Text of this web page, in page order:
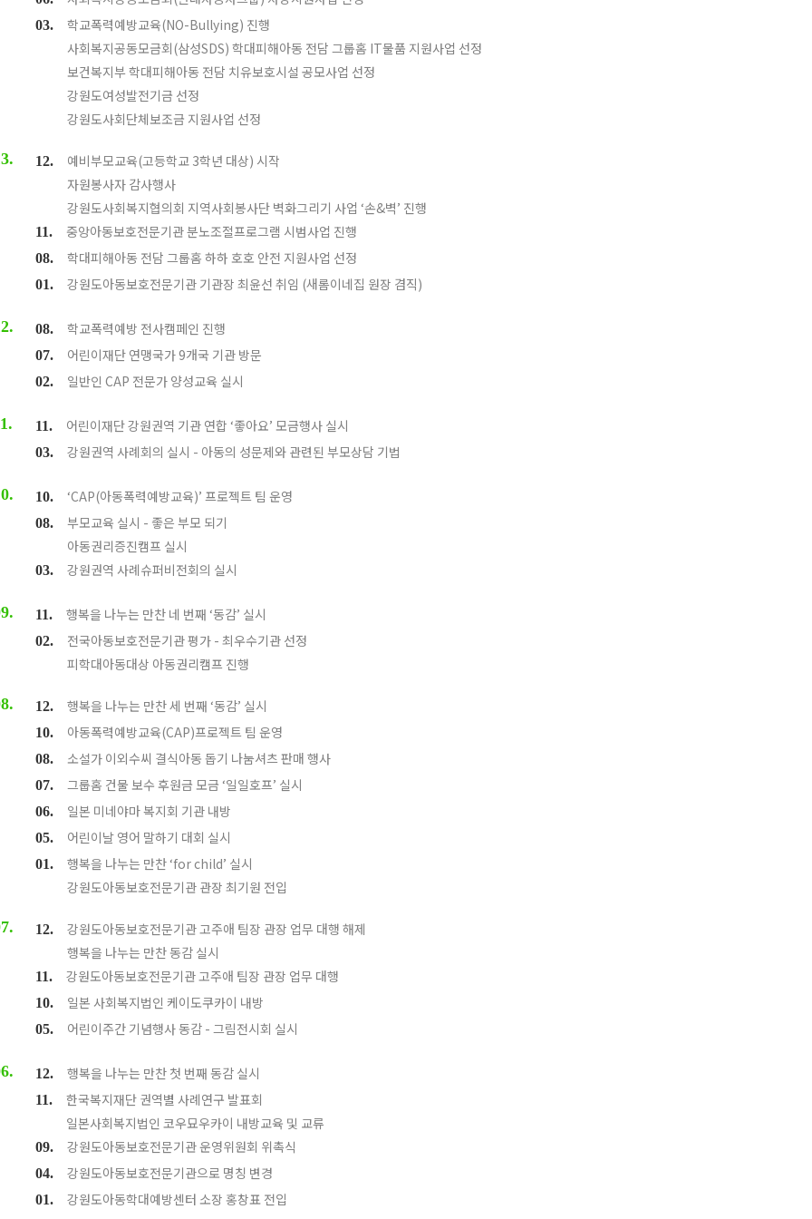
03.
학교폭력예방교육(NO-Bullying) 진행
사회복지공동모금회(삼성SDS) 학대피해아동 전담 그룹홈 IT물품 지원사업 선정
보건복지부 학대피해아동 전담 치유보호시설 공모사업 선정
강원도여성발전기금 선정
강원도사회단체보조금 지원사업 선정
12.
예비부모교육(고등학교 3학년 대상) 시작
자원봉사자 감사행사
강원도사회복지협의회 지역사회봉사단 벽화그리기 사업 ‘손&벽’ 진행
11. 중앙아동보호전문기관 분노조절프로그램 시범사업 진행
08. 학대피해아동 전담 그룹홈 하하 호호 안전 지원사업 선정
01. 강원도아동보호전문기관 기관장 최윤선 취임 (새롬이네집 원장 겸직)
08. 학교폭력예방 전사캠페인 진행
07. 어린이재단 연맹국가 9개국 기관 방문
02. 일반인 CAP 전문가 양성교육 실시
11. 어린이재단 강원권역 기관 연합 ‘좋아요’ 모금행사 실시
03. 강원권역 사례회의 실시 - 아동의 성문제와 관련된 부모상담 기법
10. ‘CAP(아동폭력예방교육)’ 프로젝트 팀 운영
08.
부모교육 실시 - 좋은 부모 되기
아동권리증진캠프 실시
03. 강원권역 사례슈퍼비전회의 실시
11. 행복을 나누는 만찬 네 번째 ‘동감’ 실시
02.
전국아동보호전문기관 평가 - 최우수기관 선정
피학대아동대상 아동권리캠프 진행
12. 행복을 나누는 만찬 세 번째 ‘동감’ 실시
10. 아동폭력예방교육(CAP)프로젝트 팀 운영
08. 소설가 이외수씨 결식아동 돕기 나눔셔츠 판매 행사
07. 그룹홈 건물 보수 후원금 모금 ‘일일호프’ 실시
06. 일본 미네야마 복지회 기관 내방
05. 어린이날 영어 말하기 대회 실시
01.
행복을 나누는 만찬 ‘for child’ 실시
강원도아동보호전문기관 관장 최기원 전입
12.
강원도아동보호전문기관 고주애 팀장 관장 업무 대행 해제
행복을 나누는 만찬 동감 실시
11. 강원도아동보호전문기관 고주애 팀장 관장 업무 대행
10. 일본 사회복지법인 케이도쿠카이 내방
05. 어린이주간 기념행사 동감 - 그림전시회 실시
12. 행복을 나누는 만찬 첫 번째 동감 실시
11.
한국복지재단 권역별 사례연구 발표회
일본사회복지법인 코우묘우카이 내방교육 및 교류
09. 강원도아동보호전문기관 운영위원회 위촉식
04. 강원도아동보호전문기관으로 명칭 변경
01. 강원도아동학대예방센터 소장 홍창표 전입